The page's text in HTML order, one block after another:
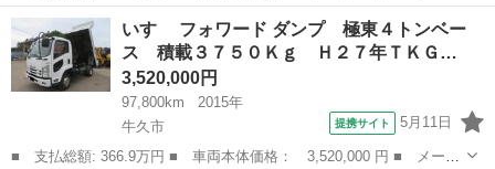
ー名： いすゞ ■ 車種名： エルフトラック ■ グレード名： 東
プレー５度設定冷蔵冷凍車ワイドロング 東プレ製－５℃設定モデ
ル・３枚扉...
茨城 牛久市 その他
いすゞ フォワード ダンプ 極東４トンベー
ス 積載３７５０Ｋｇ Ｈ２７年ＴＫＧ…
3,520,000円
97,800km
2015年
牛久市
提携サイト 5月11日
■ 支払総額: 366.9万円 ■ 車両本体価格： 3,520,000 円 ■ メーカ